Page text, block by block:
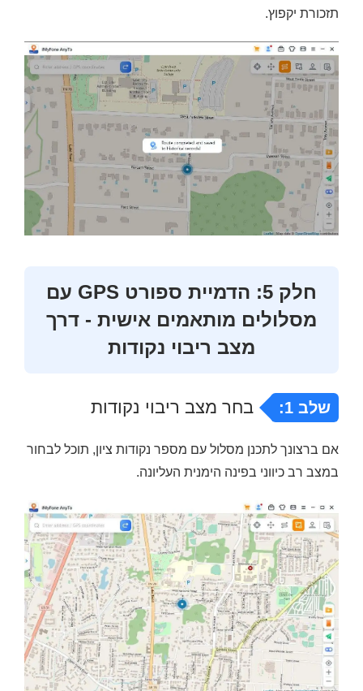
תזכורת יקפוץ.
חלק 5: הדמיית ספורט GPS עם
מסלולים מותאמים אישית - דרך
מצב ריבוי נקודות
שלב 1: בחר מצב ריבוי נקודות
אם ברצונך לתכנן מסלול עם מספר נקודות ציון, תוכל לבחור
במצב רב כיווני בפינה הימנית העליונה.